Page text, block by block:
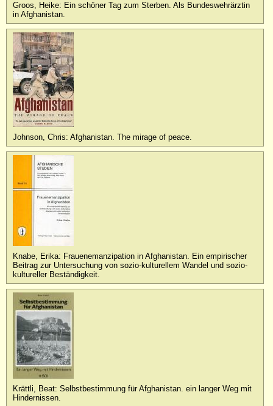
Groos, Heike: Ein schöner Tag zum Sterben. Als Bundeswehrärztin
in Afghanistan.
Johnson, Chris: Afghanistan. The mirage of peace.
Knabe, Erika: Frauenemanzipation in Afghanistan. Ein empirischer
Beitrag zur Untersuchung von sozio-kulturellem Wandel und sozio-
kultureller Beständigkeit.
Krättli, Beat: Selbstbestimmung für Afghanistan. ein langer Weg mit
Hindernissen.